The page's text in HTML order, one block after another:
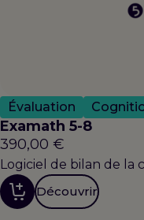
Évaluation
Examath 5-8
390,00 €
Logiciel de bilan de
Découvrir